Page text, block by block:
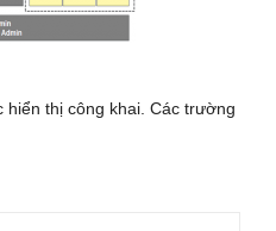
thị công khai. Các trường